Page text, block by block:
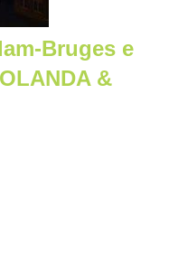
Bruges e
&